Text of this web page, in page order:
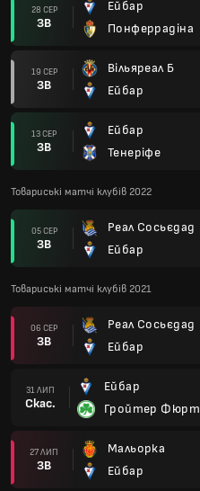
28 СЕР
ЗВ
Ейбар
Понферрадіна
19 СЕР
ЗВ
Вільяреал Б
Ейбар
13 СЕР
ЗВ
Ейбар
Тенеріфе
Товариські матчі клубів 2022
05 СЕР
ЗВ
Реал Сосьєдад
Ейбар
Товариські матчі клубів 2021
06 СЕР
ЗВ
Реал Сосьєдад
Ейбар
31 ЛИП
Скас.
Ейбар
Гройтер Фюрт
27 ЛИП
ЗВ
Мальорка
Ейбар